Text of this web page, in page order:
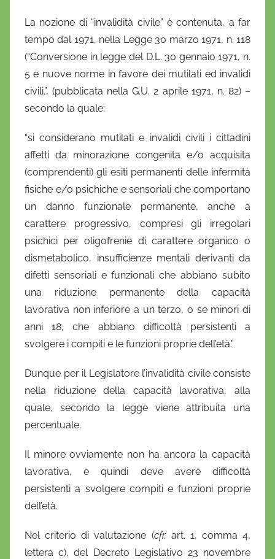
i
e
l
a
O
n
o
f
r
i
o
La nozione di “invalidità civile” è contenuta, a far
tempo dal 1971, nella Legge 30 marzo 1971, n. 118
(“Conversione in legge del D.L. 30 gennaio 1971, n.
5 e nuove norme in favore dei mutilati ed invalidi
civili.”, (pubblicata nella G.U. 2 aprile 1971, n. 82) –
secondo la quale:
“si considerano mutilati e invalidi civili i cittadini
affetti da minorazione congenita e/o acquisita
(comprendenti) gli esiti permanenti delle infermità
fisiche e/o psichiche e sensoriali che comportano
un danno funzionale permanente, anche a
carattere progressivo, compresi gli irregolari
psichici per oligofrenie di carattere organico o
dismetabolico, insufficienze mentali derivanti da
difetti sensoriali e funzionali che abbiano subito
una riduzione permanente della capacità
lavorativa non inferiore a un terzo, o se minori di
anni 18, che abbiano difficoltà persistenti a
svolgere i compiti e le funzioni proprie dell’età.”
Dunque per il Legislatore l’invalidità civile consiste
nella riduzione della capacità lavorativa, alla
quale, secondo la legge viene attribuita una
percentuale.
Il minore ovviamente non ha ancora la capacità
lavorativa, e quindi deve avere difficoltà
persistenti a svolgere compiti e funzioni proprie
dell’età.
Nel criterio di valutazione (cfr. art. 1, comma 4,
lettera c), del Decreto Legislativo 23 novembre